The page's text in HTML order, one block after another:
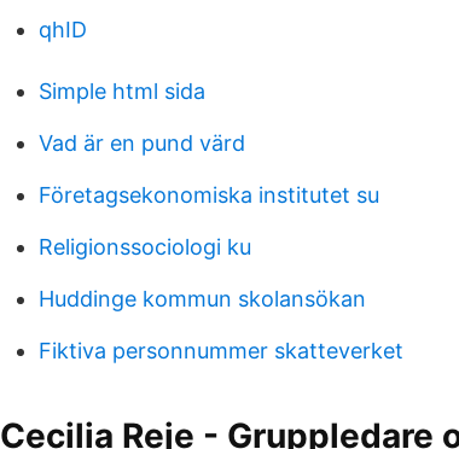
qhID
Simple html sida
Vad är en pund värd
Företagsekonomiska institutet su
Religionssociologi ku
Huddinge kommun skolansökan
Fiktiva personnummer skatteverket
Cecilia Reje -